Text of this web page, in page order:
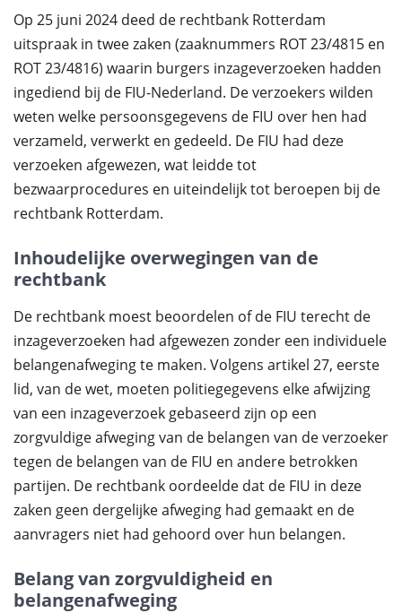
Op 25 juni 2024 deed de rechtbank Rotterdam
uitspraak in twee zaken (zaaknummers ROT 23/4815 en
ROT 23/4816) waarin burgers inzageverzoeken hadden
ingediend bij de FIU-Nederland. De verzoekers wilden
weten welke persoonsgegevens de FIU over hen had
verzameld, verwerkt en gedeeld. De FIU had deze
verzoeken afgewezen, wat leidde tot
bezwaarprocedures en uiteindelijk tot beroepen bij de
rechtbank Rotterdam.
Inhoudelijke overwegingen van de
rechtbank
De rechtbank moest beoordelen of de FIU terecht de
inzageverzoeken had afgewezen zonder een individuele
belangenafweging te maken. Volgens artikel 27, eerste
lid, van de wet, moeten politiegegevens elke afwijzing
van een inzageverzoek gebaseerd zijn op een
zorgvuldige afweging van de belangen van de verzoeker
tegen de belangen van de FIU en andere betrokken
partijen. De rechtbank oordeelde dat de FIU in deze
zaken geen dergelijke afweging had gemaakt en de
aanvragers niet had gehoord over hun belangen.
Belang van zorgvuldigheid en
belangenafweging